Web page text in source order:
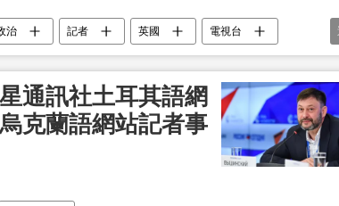
治 記者 英國
電視台
通訊社土耳其語網
克蘭語網站記者事